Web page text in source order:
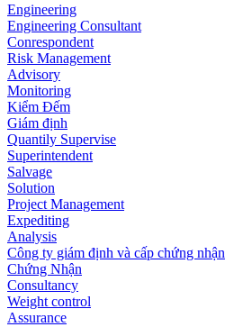
Engineering
Engineering Consultant
Conrespondent
Risk Management
Advisory
Monitoring
Kiểm Đếm
Giám định
Quantily Supervise
Superintendent
Salvage
Solution
Project Management
Expediting
Analysis
Công ty giám định và cấp chứng nhận
Chứng Nhận
Consultancy
Weight control
Assurance